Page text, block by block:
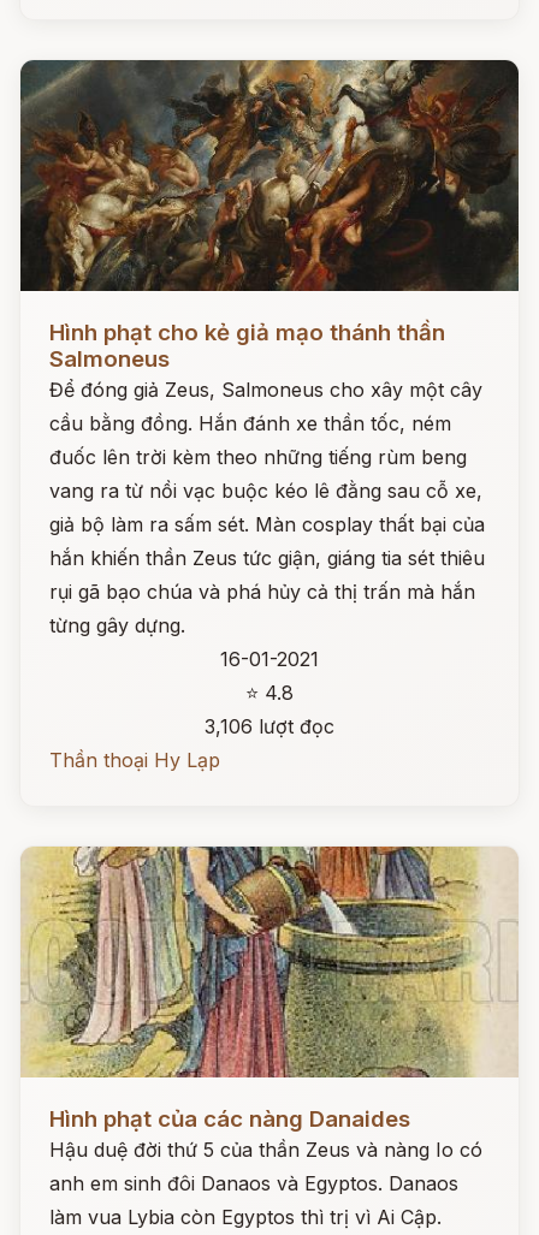
Hình phạt cho kẻ giả mạo thánh thần
Salmoneus
Để đóng giả Zeus, Salmoneus cho xây một cây
cầu bằng đồng. Hắn đánh xe thần tốc, ném
đuốc lên trời kèm theo những tiếng rùm beng
vang ra từ nồi vạc buộc kéo lê đằng sau cỗ xe,
giả bộ làm ra sấm sét. Màn cosplay thất bại của
hắn khiến thần Zeus tức giận, giáng tia sét thiêu
rụi gã bạo chúa và phá hủy cả thị trấn mà hắn
từng gây dựng.
16-01-2021
⭐ 4.8
3,106 lượt đọc
Thần thoại Hy Lạp
Hình phạt của các nàng Danaides
Hậu duệ đời thứ 5 của thần Zeus và nàng Io có
anh em sinh đôi Danaos và Egyptos. Danaos
làm vua Lybia còn Egyptos thì trị vì Ai Cập.